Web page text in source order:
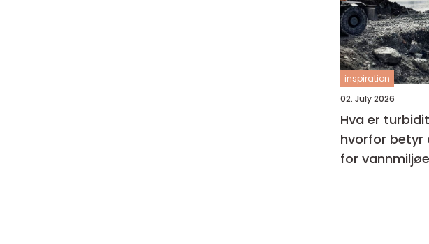
inspiration
02. July 2026
Hva er
hvorfor betyr
for